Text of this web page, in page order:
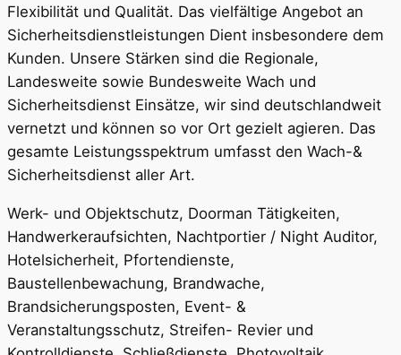
Flexibilität und Qualität. Das vielfältige Angebot an
Sicherheitsdienstleistungen Dient insbesondere dem
Kunden. Unsere Stärken sind die Regionale,
Landesweite sowie Bundesweite Wach und
Sicherheitsdienst Einsätze, wir sind deutschlandweit
vernetzt und können so vor Ort gezielt agieren. Das
gesamte Leistungsspektrum umfasst den Wach-&
Sicherheitsdienst aller Art.
Werk- und Objektschutz, Doorman Tätigkeiten,
Handwerkeraufsichten, Nachtportier / Night Auditor,
Hotelsicherheit, Pfortendienste,
Baustellenbewachung, Brandwache,
Brandsicherungsposten, Event- &
Veranstaltungsschutz, Streifen- Revier und